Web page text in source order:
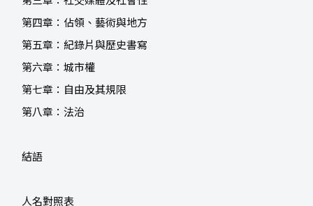
第四章：佔領、藝術與地方
第五章：紀錄片與歷史書寫
第六章：城市權
第七章：自由及其規限
第八章：法治
結語
人名對照表